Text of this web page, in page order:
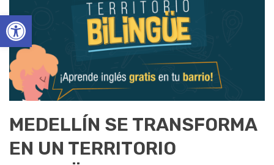
Open toolbar
MEDELLÍN SE TRANSFORMA
EN UN TERRITORIO